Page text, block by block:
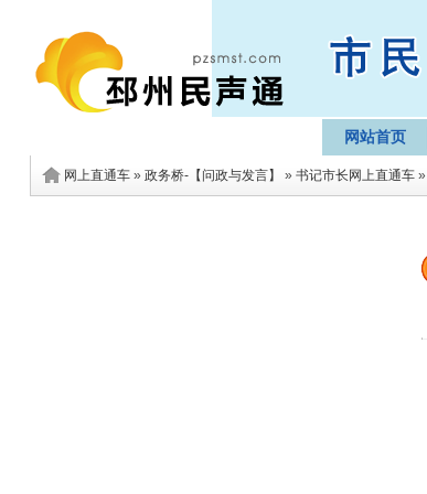
网站首页
网上直通车» 政务桥-【问政与发言】 » 书记市长网上直通车»